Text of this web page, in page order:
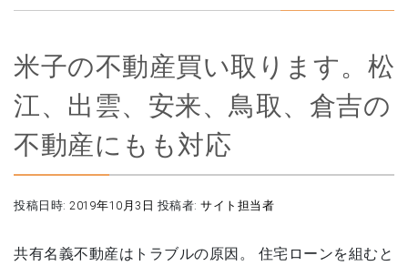
米子の不動産買い取ります。松
江、出雲、安来、鳥取、倉吉の
不動産にもも対応
投稿日時: 2019年10月3日 投稿者: サイト担当者
共有名義不動産はトラブルの原因。 住宅ローンを組むと